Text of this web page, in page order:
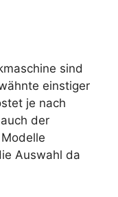
sind
einstiger
je nach
der
Auswahl da